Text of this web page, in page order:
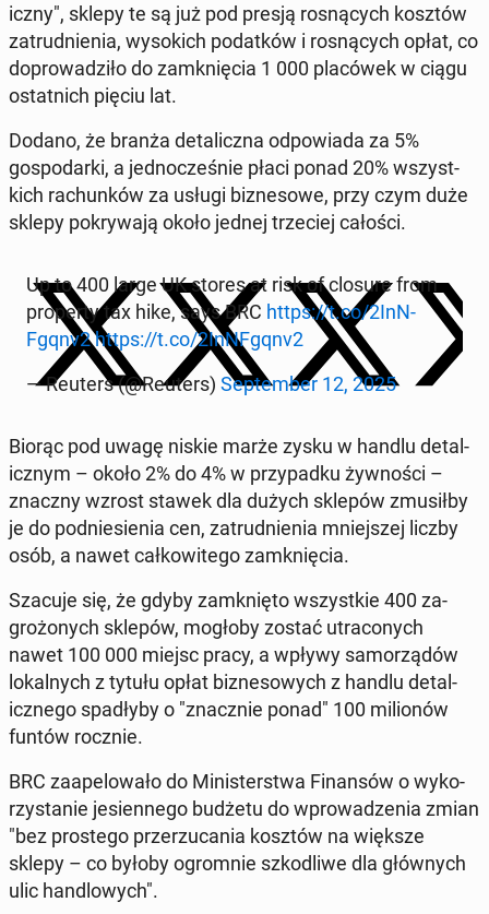
iczny", sklepy te są już pod presją ros­ną­cych kosztów
za­trud­nienia, wyso­kich po­datków i ros­ną­cych opłat, co
do­prowadz­iło do zamknię­cia 1 000 placówek w ciągu
os­tat­nich pięciu lat.
Dodano, że branża de­tal­icz­na odpowia­da za 5%
gospo­dar­ki, a jed­nocześnie płaci ponad 20% wszys­t­
kich rachunków za usługi biz­ne­sowe, przy czym duże
sklepy pokry­wa­ją około jednej trze­ciej całości.
Up to 400 large UK stores at risk of closure from
prop­er­ty tax hike, says BRC https://t.co/2In­N­
Fgqnv2https://t.co/2In­N­Fgqnv2
— Reuters (@Reuters) Sep­tem­ber 12, 2025
Biorąc pod uwagę niskie marże zysku w handlu de­tal­
icznym – około 2% do 4% w przy­pad­ku ży­wnoś­ci –
znaczny wzrost stawek dla dużych sklepów zmusił­by
je do pod­niesienia cen, za­trud­nienia mniejszej liczby
osób, a nawet całkowitego zamknię­cia.
Szacuje się, że gdyby zamknię­to wszys­tkie 400 za­
grożonych sklepów, mogłoby zostać utra­conych
nawet 100 000 miejsc pracy, a wpływy samorządów
lokalnych z tytułu opłat biz­ne­sowych z handlu de­tal­
icznego spadły­by o "znacznie ponad" 100 mil­ionów
funtów rocznie.
BRC za­apelowało do Min­is­terst­wa Fi­nan­sów o wyko­
rzys­tanie je­si­en­nego budżetu do wprowadzenia zmian
"bez prostego prz­erzu­ca­nia kosztów na większe
sklepy – co byłoby ogrom­nie szkodli­we dla głównych
ulic hand­lowych".